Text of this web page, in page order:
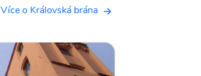
Více o Královská brána